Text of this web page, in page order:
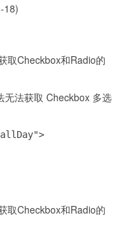
18)
法获取 Checkbox 多选